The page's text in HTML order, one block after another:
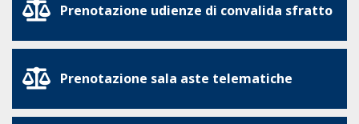
Prenotazione udienze di convalida sfratto
Prenotazione sala aste telematiche